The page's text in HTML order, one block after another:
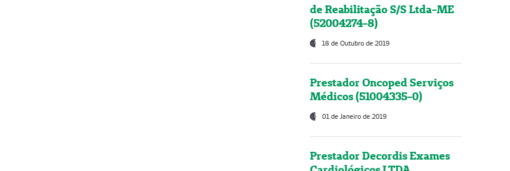
de Reabilitação S/S Ltda-ME
(52004274-8)
18 de Outubro de 2019
Prestador Oncoped Serviços
Médicos (51004335-0)
01 de Janeiro de 2019
Prestador Decordis Exames